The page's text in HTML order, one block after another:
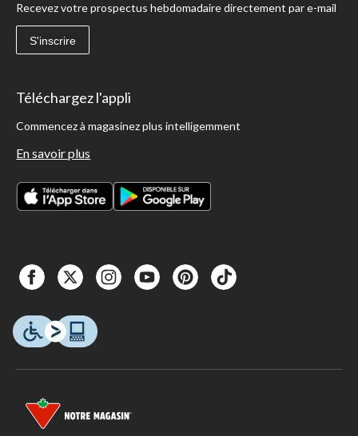
Recevez votre prospectus hebdomadaire directement par e-mail
S'inscrire
Téléchargez l'appli
Commencez à magasinez plus intelligemment
En savoir plus